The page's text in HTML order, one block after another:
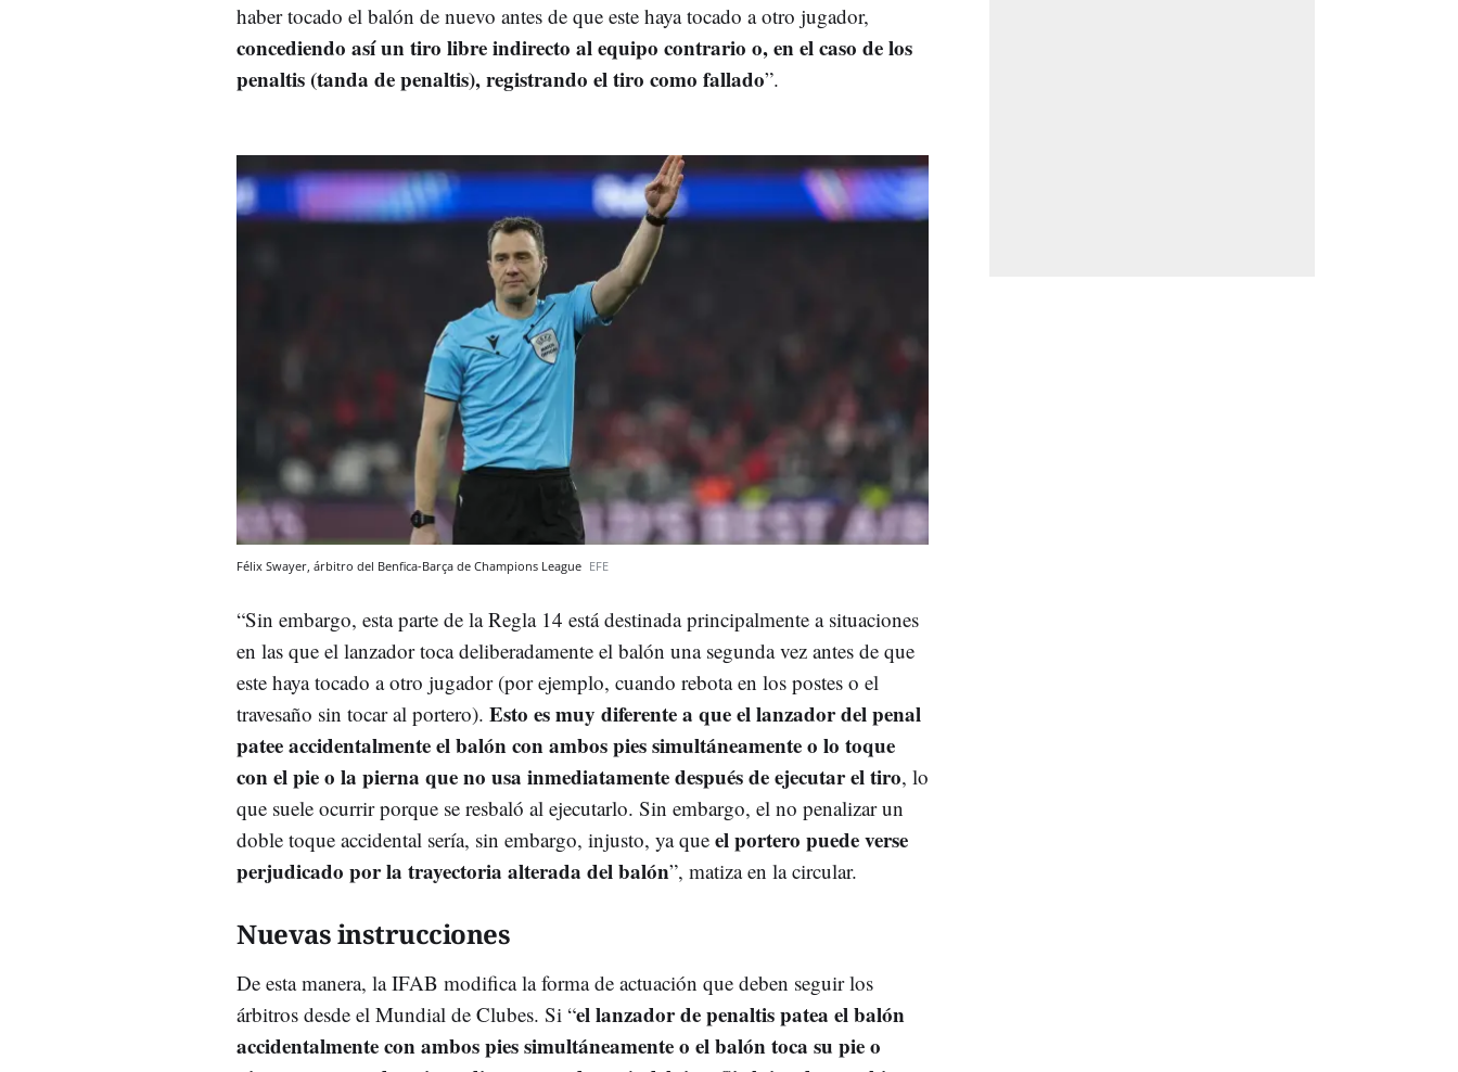
haber tocado el balón de nuevo antes de que este haya tocado a otro jugador,
concediendo así un tiro libre indirecto al equipo contrario o, en el caso de los
penaltis (tanda de penaltis), registrando el tiro como fallado”.
Félix Swayer, árbitro del Benfica-Barça de Champions League EFE
“Sin embargo, esta parte de la Regla 14 está destinada principalmente a situaciones
en las que el lanzador toca deliberadamente el balón una segunda vez antes de que
este haya tocado a otro jugador (por ejemplo, cuando rebota en los postes o el
travesaño sin tocar al portero). Esto es muy diferente a que el lanzador del penal
patee accidentalmente el balón con ambos pies simultáneamente o lo toque
con el pie o la pierna que no usa inmediatamente después de ejecutar el tiro, lo
que suele ocurrir porque se resbaló al ejecutarlo. Sin embargo, el no penalizar un
doble toque accidental sería, sin embargo, injusto, ya que el portero puede verse
perjudicado por la trayectoria alterada del balón”, matiza en la circular.
Nuevas instrucciones
De esta manera, la IFAB modifica la forma de actuación que deben seguir los
árbitros desde el Mundial de Clubes. Si “el lanzador de penaltis patea el balón
accidentalmente con ambos pies simultáneamente o el balón toca su pie o